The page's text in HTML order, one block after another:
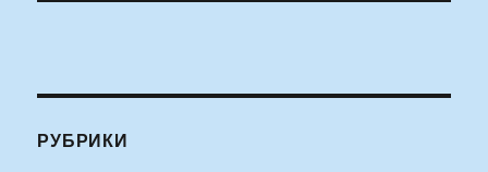
РУБРИКИ